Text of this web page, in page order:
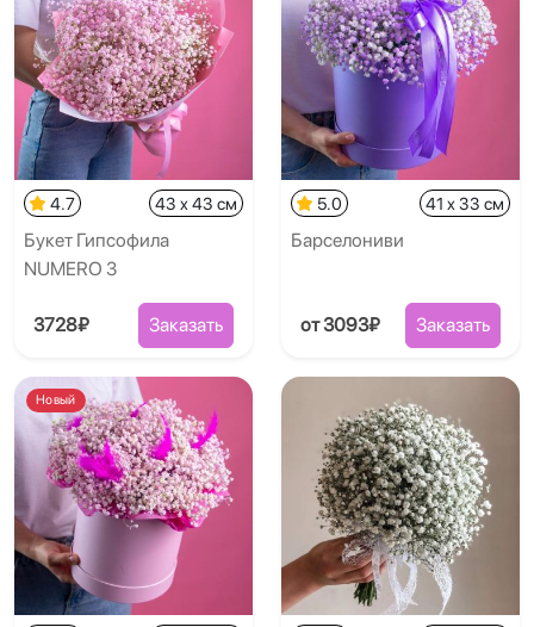
4.7 43 x 43 см
Букет Гипсофила
NUMERO 3
3728₽ Заказать
5.0 41 x 33 см
Барселониви
от 3093₽ Заказать
Новый